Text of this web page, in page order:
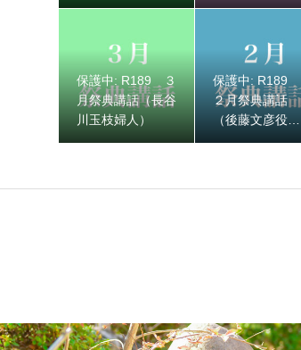
保護中: R189 ２月祭典講話（後藤文彦役員）
保護中: R189 ３
月祭典講話（長谷
川玉枝婦人）
保護中: R189
２月祭典講話
（後藤文彦役